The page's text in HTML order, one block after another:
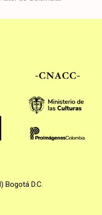
Bogotá D.C.